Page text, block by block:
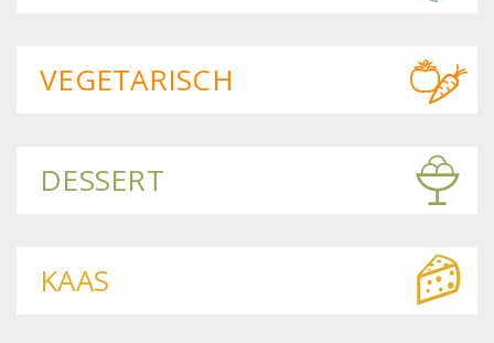
VEGETARISCH
DESSERT
KAAS